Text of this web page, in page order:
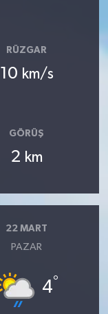
RÜZGAR
10 km/s
GÖRÜŞ
2 km
22 MART
PAZAR
4°